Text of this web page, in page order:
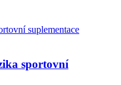
sportovní